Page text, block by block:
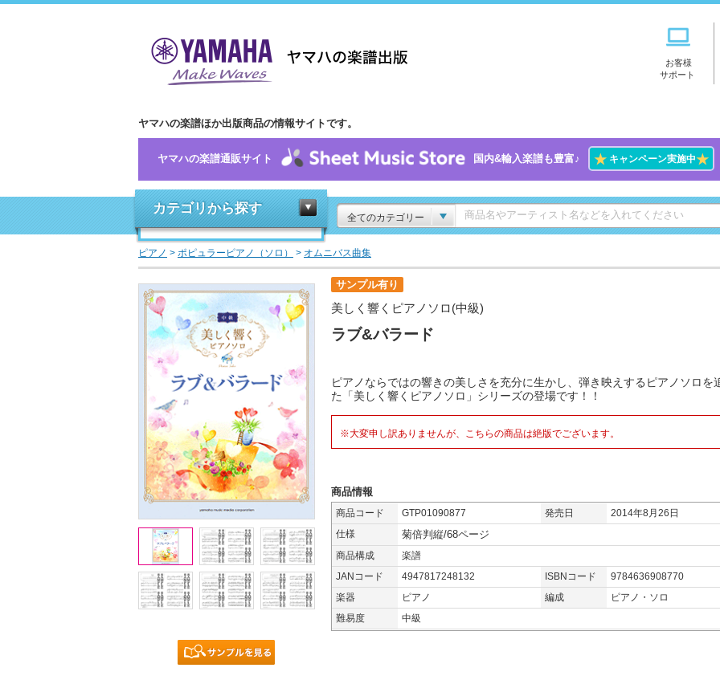
お客様
サポート
ヤマハの楽譜ほか出版商品の情報サイトです。
ヤマハの楽譜通販サイト 国内&輸入楽譜も豊富♪ ★キャンペーン実施中★
カテゴリから探す
全てのカテゴリー
ピアノ > ポピュラーピアノ（ソロ） > オムニバス曲集
サンプル有り
美しく響くピアノソロ(中級)
ラブ&バラード
ピアノならではの響きの美しさを充分に生かし、弾き映えするピアノソロを
た「美しく響くピアノソロ」シリーズの登場です！！
※大変申し訳ありませんが、こちらの商品は絶版でございます。
商品情報
商品コード GTP01090877 発売日
2014年8月26日
仕様
菊倍判縦/68ページ
商品構成
楽譜
JANコード
4947817248132 ISBNコード
9784636908770
楽器
ピアノ 編成
ピアノ・ソロ
難易度
中級